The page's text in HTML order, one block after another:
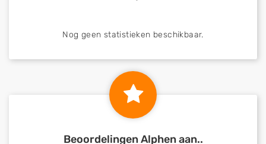
Nog geen statistieken beschikbaar.
Beoordelingen Alphen aan..